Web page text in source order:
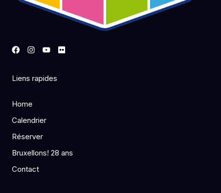
Liens rapides
Home
Calendrier
Réserver
Bruxellons! 28 ans
Contact